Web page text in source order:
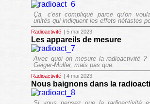
Ça, c'est compliqué parce qu'on
unités qui indiquent les effets néfastes
Radioactivité | 5 mai 2023
Les appareils de mesure
Avec quoi on mesure la radioactivité ?
Geiger-Muller, mais pas que.
Radioactivité | 4 mai 2023
Nous baignons dans la